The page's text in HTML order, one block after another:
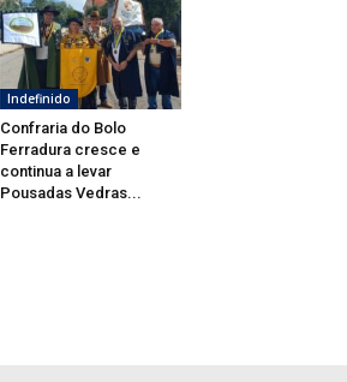
Indefinido
Confraria do Bolo
Ferradura cresce e
continua a levar
Pousadas Vedras...